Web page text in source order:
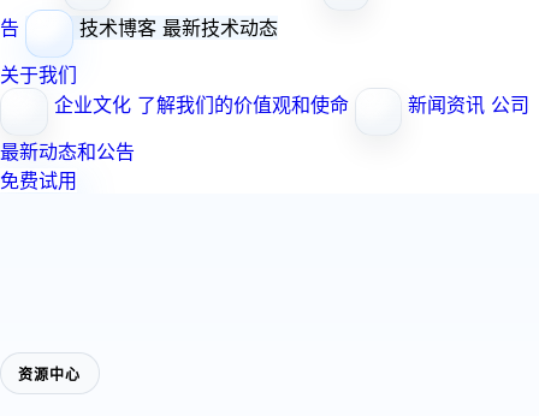
告
技术博客 最新技术动态
关于我们
企业文化 了解我们的价值观和使命 新闻资讯 公司
最新动态和公告
免费试用
资源中心